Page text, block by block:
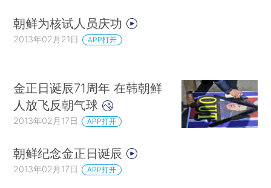
朝鲜为核试人员庆功
2013年02月21日 APP打开
金正日诞辰71周年 在韩朝鲜
人放飞反朝气球
2013年02月17日 APP打开
朝鲜纪念金正日诞辰
2013年02月17日 APP打开